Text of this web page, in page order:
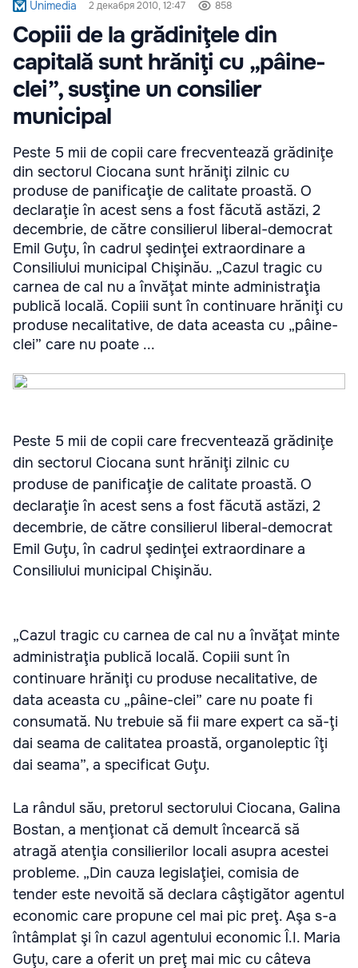
Unimedia 2 декабря 2010, 12:47 858
Copiii de la grădiniţele din
capitală sunt hrăniţi cu „pâine-
clei”, susţine un consilier
municipal
Peste 5 mii de copii care frecventează grădiniţe
din sectorul Ciocana sunt hrăniţi zilnic cu
produse de panificaţie de calitate proastă. O
declaraţie în acest sens a fost făcută astăzi, 2
decembrie, de către consilierul liberal-democrat
Emil Guţu, în cadrul şedinţei extraordinare a
Consiliului municipal Chişinău. „Cazul tragic cu
carnea de cal nu a învăţat minte administraţia
publică locală. Copiii sunt în continuare hrăniţi cu
produse necalitative, de data aceasta cu „pâine-
clei” care nu poate ...
Peste 5 mii de copii care frecventează grădiniţe
din sectorul Ciocana sunt hrăniţi zilnic cu
produse de panificaţie de calitate proastă. O
declaraţie în acest sens a fost făcută astăzi, 2
decembrie, de către consilierul liberal-democrat
Emil Guţu, în cadrul şedinţei extraordinare a
Consiliului municipal Chişinău.
„Cazul tragic cu carnea de cal nu a învăţat minte
administraţia publică locală. Copiii sunt în
continuare hrăniţi cu produse necalitative, de
data aceasta cu „pâine-clei” care nu poate fi
consumată. Nu trebuie să fii mare expert ca să-ţi
dai seama de calitatea proastă, organoleptic îţi
dai seama”, a specificat Guţu.
La rândul său, pretorul sectorului Ciocana, Galina
Bostan, a menţionat că demult încearcă să
atragă atenţia consilierilor locali asupra acestei
probleme. „Din cauza legislaţiei, comisia de
tender este nevoită să declara câştigător agentul
economic care propune cel mai pic preţ. Aşa s-a
întâmplat şi în cazul agentului economic Î.I. Maria
Guţu, care a oferit un preţ mai mic cu câteva